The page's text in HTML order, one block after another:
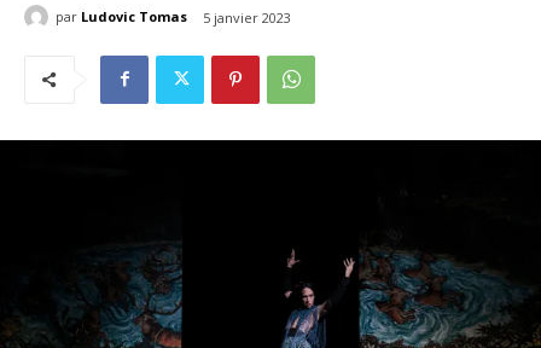
par Ludovic Tomas 5 janvier 2023